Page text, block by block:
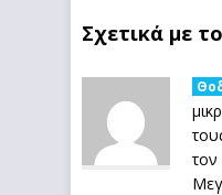
Σχετικά με
τον